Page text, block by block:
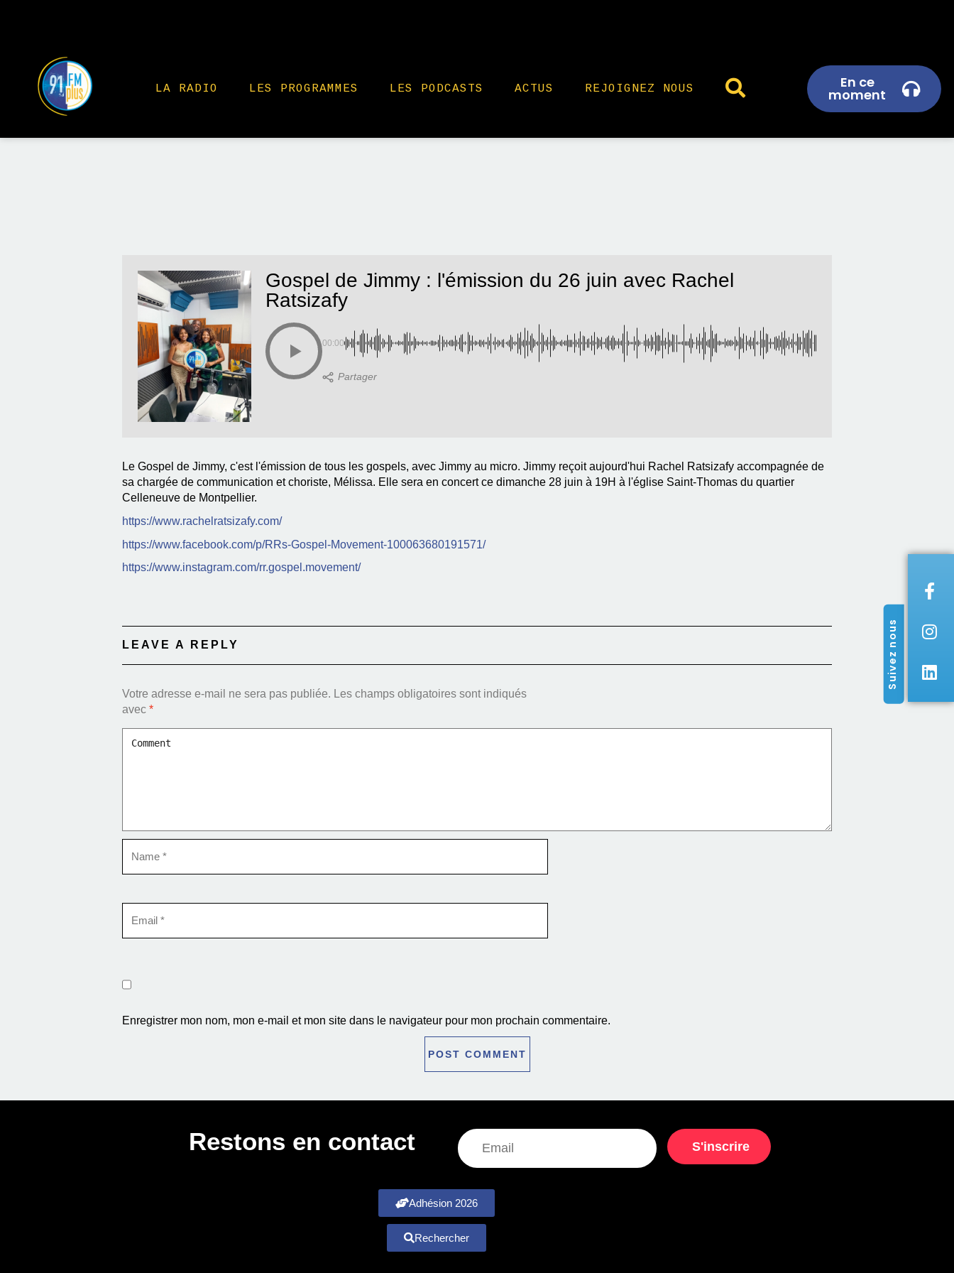
LA RADIO LES PROGRAMMES LES PODCASTS ACTUS REJOIGNEZ NOUS En ce
moment
Suivez nous
Gospel de Jimmy : l'émission du 26 juin avec Rachel
Ratsizafy
00:00
Le Gospel de Jimmy, c'est l'émission de tous les gospels, avec Jimmy au micro. Jimmy reçoit aujourd'hui Rachel Ratsizafy accompagnée de
sa chargée de communication et choriste, Mélissa. Elle sera en concert ce dimanche 28 juin à 19H à l'église Saint-Thomas du quartier
Celleneuve de Montpellier.
https://www.rachelratsizafy.com/
https://www.facebook.com/p/RRs-Gospel-Movement-100063680191571/
https://www.instagram.com/rr.gospel.movement/
LEAVE A REPLY
Votre adresse e-mail ne sera pas publiée. Les champs obligatoires sont indiqués
avec *
Enregistrer mon nom, mon e-mail et mon site dans le navigateur pour mon prochain commentaire.
Restons en contact S'inscrire
Adhésion 2026
Rechercher